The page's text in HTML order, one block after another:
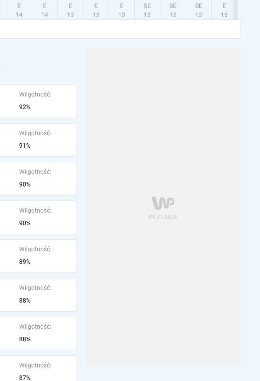
Wilgotność:
92%
Wilgotność:
91%
Wilgotność:
90%
Wilgotność:
90%
Wilgotność:
89%
Wilgotność:
88%
Wilgotność:
88%
Wilgotność:
87%